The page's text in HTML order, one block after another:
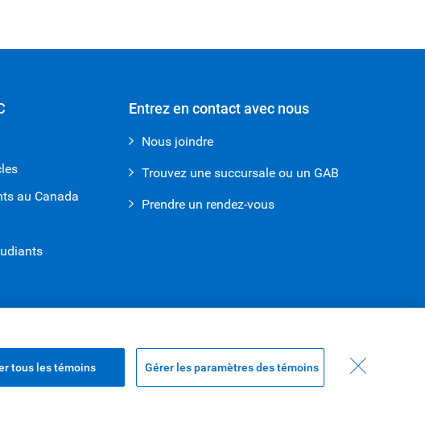
au Canada
Entrez en contact avec nous
Nous joindre
Trouvez une succursale ou un GAB
Prendre un rendez-vous
Gérer les paramètres des témoins
tous les témoins